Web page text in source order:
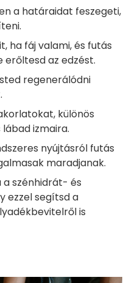
a határaidat feszegeti,
ha fáj valami, és futás
erőltesd az edzést.
regenerálódni
különös
izmaira.
nyújtásról futás
maradjanak.
a szénhidrát- és
ezzel segítsd a
is